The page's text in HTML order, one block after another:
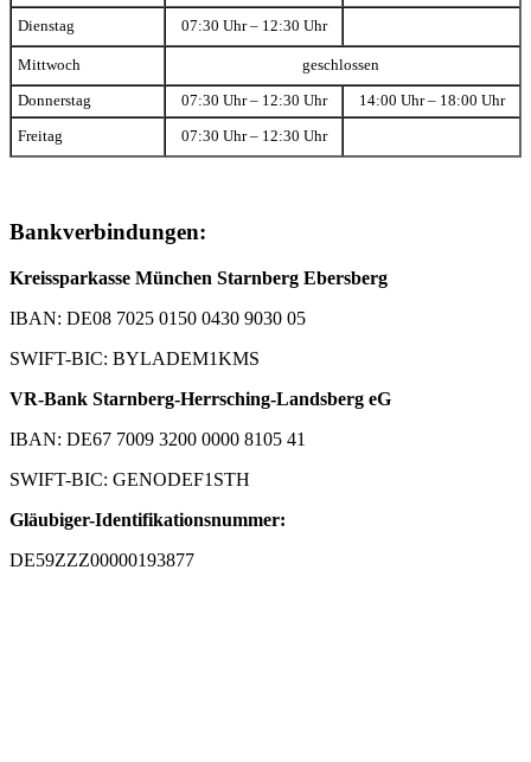
Dienstag 07:30 Uhr – 12:30 Uhr
Mittwoch geschlossen
Donnerstag 07:30 Uhr – 12:30 Uhr 14:00 Uhr – 18:00 Uhr
Freitag 07:30 Uhr – 12:30 Uhr
Bankverbindungen:
Kreissparkasse München Starnberg Ebersberg
IBAN: DE08 7025 0150 0430 9030 05
SWIFT-BIC: BYLADEM1KMS
VR-Bank Starnberg-Herrsching-Landsberg eG
IBAN: DE67 7009 3200 0000 8105 41
SWIFT-BIC: GENODEF1STH
Gläubiger-Identifikationsnummer:
DE59ZZZ00000193877